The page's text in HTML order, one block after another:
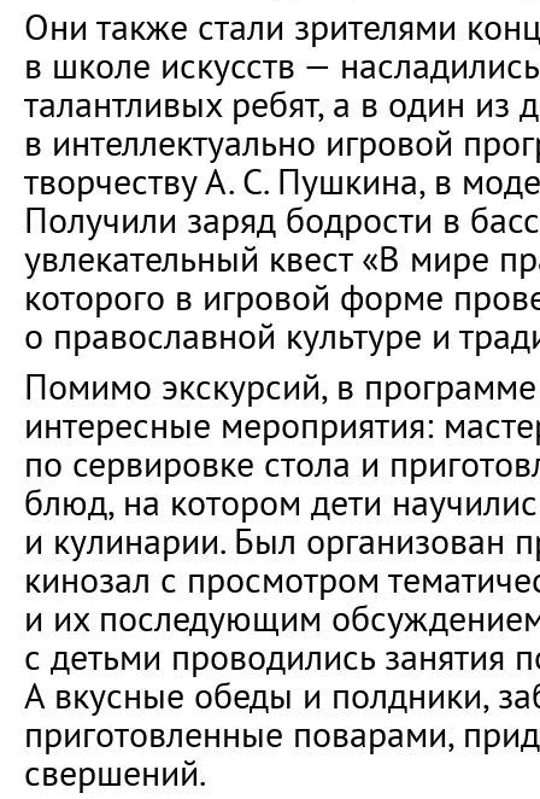
Они также стали зрителями
в школе искусств —
талантливых ребят, а в один из
в интеллектуально игровой
творчеству А. С. Пушкина, в
Получили заряд бодрости в
увлекательный квест «В мире
которого в игровой форме
о православной культуре и
Помимо экскурсий, в
интересные мероприятия:
по сервировке стола и
блюд, на котором дети
и кулинарии. Был организован
кинозал с просмотром
и их последующим
с детьми проводились занятия
А вкусные обеды и полдники,
приготовленные поварами,
свершений.